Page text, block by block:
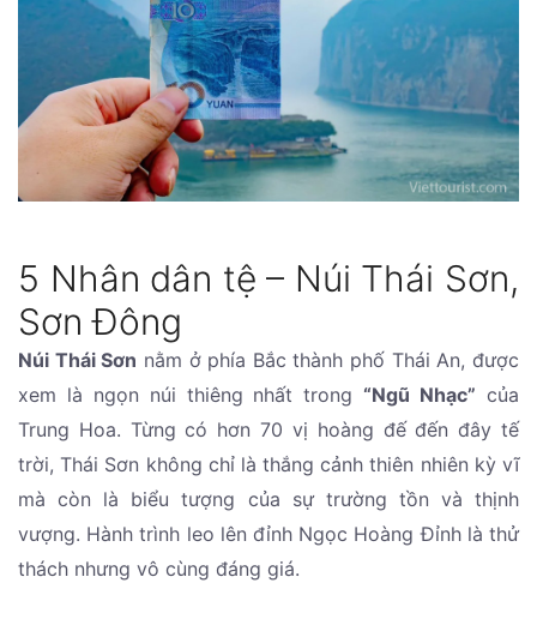
5 Nhân dân tệ – Núi Thái Sơn,
Sơn Đông
Núi Thái Sơn nằm ở phía Bắc thành phố Thái An, được
xem là ngọn núi thiêng nhất trong “Ngũ Nhạc” của
Trung Hoa. Từng có hơn 70 vị hoàng đế đến đây tế
trời, Thái Sơn không chỉ là thắng cảnh thiên nhiên kỳ vĩ
mà còn là biểu tượng của sự trường tồn và thịnh
vượng. Hành trình leo lên đỉnh Ngọc Hoàng Đỉnh là thử
thách nhưng vô cùng đáng giá.